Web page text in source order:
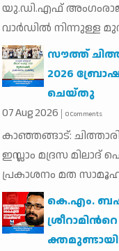
യു.ഡി.എഫ്
വാര്‍ഡില്‍ നിന്നുള്ള
സൗത്ത്
2026
ചെയ്തു
07Aug2026 0 Comments
കാഞ്ഞങ്ങാട്:
ഇസ്ലാം മദ്രസ മിലാദ്
പ്രകാശനം മത
കെ.​എം.